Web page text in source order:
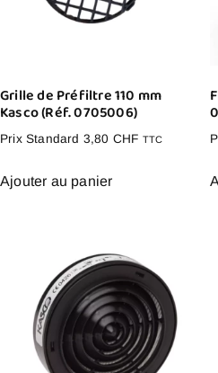
Grille de Préfiltre 110 mm
Kasco (Réf. 0705006)
Prix Standard 3,80 CHF TTC
Ajouter au panier